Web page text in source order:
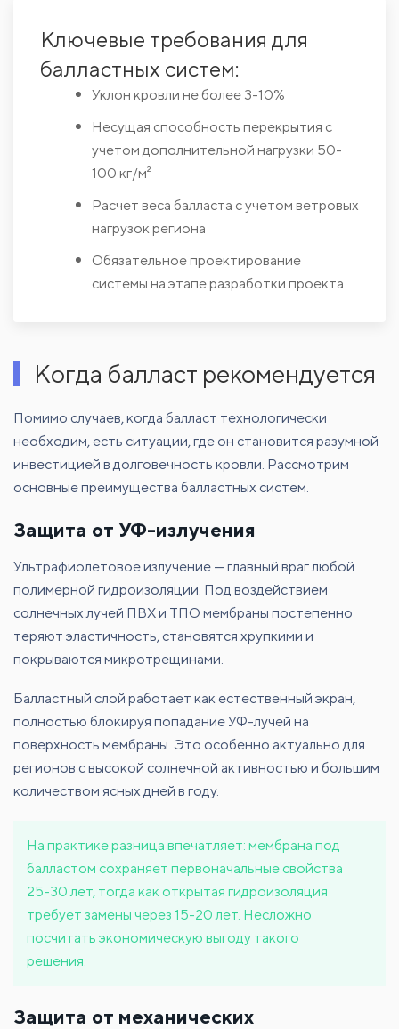
Ключевые требования для
балластных систем:
Уклон кровли не более 3-10%
Несущая способность перекрытия с
учетом дополнительной нагрузки 50-
100 кг/м²
Расчет веса балласта с учетом ветровых
нагрузок региона
Обязательное проектирование
системы на этапе разработки проекта
Когда балласт рекомендуется
Помимо случаев, когда балласт технологически
необходим, есть ситуации, где он становится разумной
инвестицией в долговечность кровли. Рассмотрим
основные преимущества балластных систем.
Защита от УФ-излучения
Ультрафиолетовое излучение — главный враг любой
полимерной гидроизоляции. Под воздействием
солнечных лучей ПВХ и ТПО мембраны постепенно
теряют эластичность, становятся хрупкими и
покрываются микротрещинами.
Балластный слой работает как естественный экран,
полностью блокируя попадание УФ-лучей на
поверхность мембраны. Это особенно актуально для
регионов с высокой солнечной активностью и большим
количеством ясных дней в году.
На практике разница впечатляет: мембрана под
балластом сохраняет первоначальные свойства
25-30 лет, тогда как открытая гидроизоляция
требует замены через 15-20 лет. Несложно
посчитать экономическую выгоду такого
решения.
Защита от механических